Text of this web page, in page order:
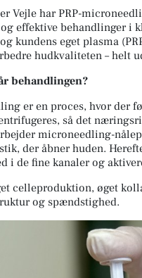
Vejle har PRP-
effektive behandlinger i
kundens eget plasma
hudkvaliteten – helt
behandlingen?
er en proces, hvor der
så det
microneedling-
der åbner huden.
i de fine kanaler og
celleproduktion, øget
og spændstighed.